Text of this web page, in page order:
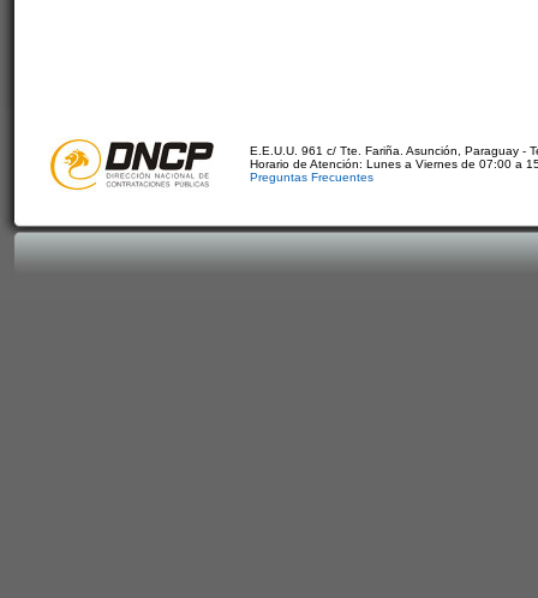
E.E.U.U. 961 c/ Tte. Fariña. Asunción, Paraguay -
Horario de Atención: Lunes a Viernes de 07:00 a
Preguntas Frecuentes